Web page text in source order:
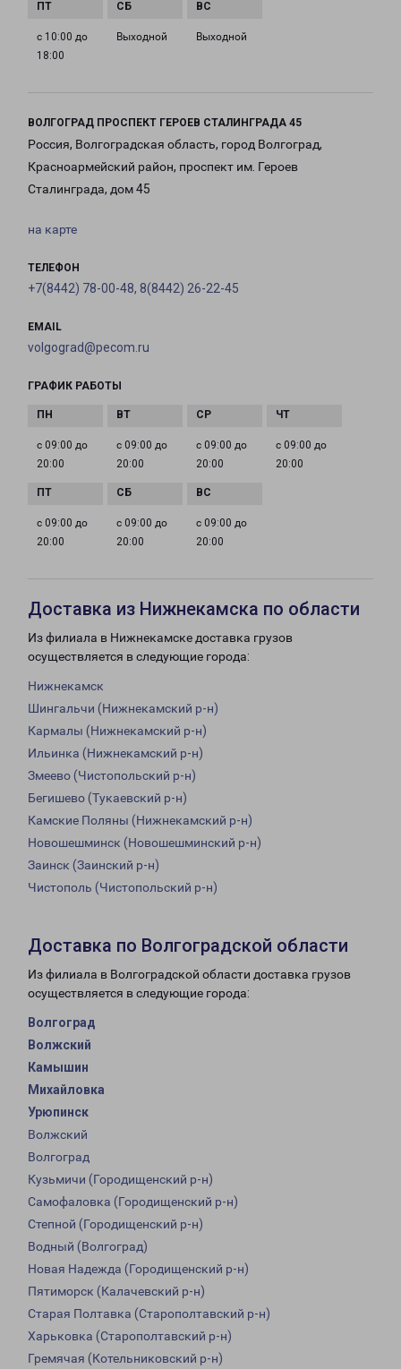
с 10:00 до
18:00
Выходной Выходной
ВОЛГОГРАД ПРОСПЕКТ ГЕРОЕВ СТАЛИНГРАДА 45
Россия, Волгоградская область, город Волгоград,
Красноармейский район, проспект им. Героев
Сталинграда, дом 45
на карте
ТЕЛЕФОН
+7(8442) 78-00-48, 8(8442) 26-22-45
EMAIL
volgograd@pecom.ru
ГРАФИК РАБОТЫ
с 09:00 до
20:00
с 09:00 до
20:00
с 09:00 до
20:00
с 09:00 до
20:00
с 09:00 до
20:00
с 09:00 до
20:00
с 09:00 до
20:00
Доставка из Нижнекамска по области
Из филиала в Нижнекамске доставка грузов
осуществляется в следующие города:
Нижнекамск
Шингальчи (Нижнекамский р-н)
Кармалы (Нижнекамский р-н)
Ильинка (Нижнекамский р-н)
Змеево (Чистопольский р-н)
Бегишево (Тукаевский р-н)
Камские Поляны (Нижнекамский р-н)
Новошешминск (Новошешминский р-н)
Заинск (Заинский р-н)
Чистополь (Чистопольский р-н)
Доставка по Волгоградской области
Из филиала в Волгоградской области доставка грузов
осуществляется в следующие города:
Волгоград
Волжский
Камышин
Михайловка
Урюпинск
Волжский
Волгоград
Кузьмичи (Городищенский р-н)
Самофаловка (Городищенский р-н)
Степной (Городищенский р-н)
Водный (Волгоград)
Новая Надежда (Городищенский р-н)
Пятиморск (Калачевский р-н)
Старая Полтавка (Старополтавский р-н)
Харьковка (Старополтавский р-н)
Гремячая (Котельниковский р-н)